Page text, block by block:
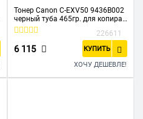
Тонер Canon C-EXV50 9436B002
черный туба 465гр. для копира
IR1435/1435i/1435iF
226611
6 115 КУПИТЬ
ХОЧУ ДЕШЕВЛЕ!